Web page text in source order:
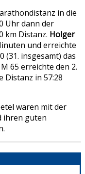
in die
Uhr dann der
km Distanz. Holger
und erreichte
(31. insgesamt) das
65 erreichte den 2.
Distanz in 57:28
waren mit der
ihren guten